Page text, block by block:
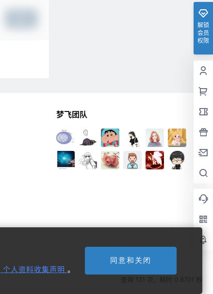
解锁
会员
权限
梦飞团队
查询 131 次，耗时 0.8701 秒
个人资料收集声明 。
同意和关闭